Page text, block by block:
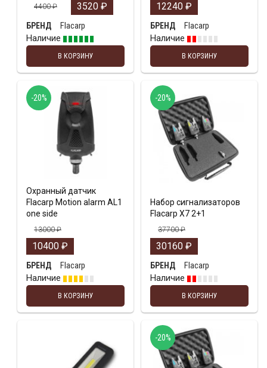
4400₽ 3520 ₽
БРЕНД
Flacarp
Наличие
В КОРЗИНУ
12240 ₽
БРЕНД
Flacarp
Наличие
В КОРЗИНУ
Охранный датчик
Flacarp Motion alarm AL1
one side
13000₽
10400 ₽
БРЕНД
Flacarp
Наличие
В КОРЗИНУ
-20%
Набор сигнализаторов
Flacarp X7 2+1
37700₽
30160 ₽
БРЕНД
Flacarp
Наличие
В КОРЗИНУ
-20%
-20%